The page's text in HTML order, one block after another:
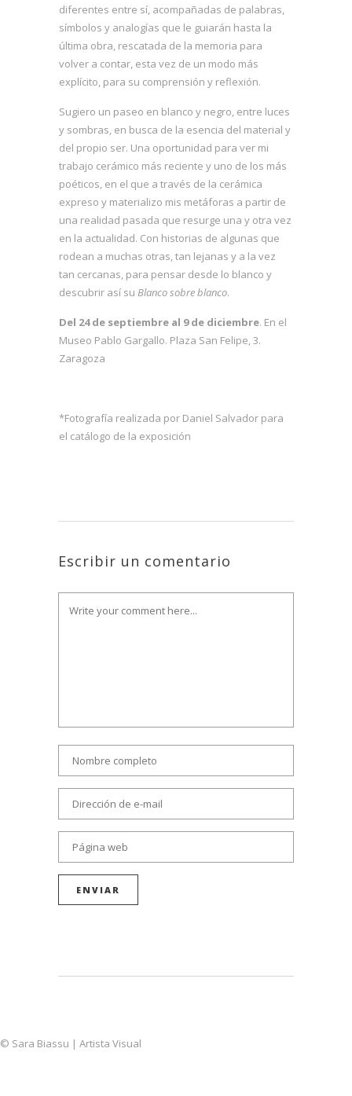
diferentes entre sí, acompañadas de palabras,
símbolos y analogías que le guiarán hasta la
última obra, rescatada de la memoria para
volver a contar, esta vez de un modo más
explícito, para su comprensión y reflexión.
Sugiero un paseo en blanco y negro, entre luces
y sombras, en busca de la esencia del material y
del propio ser. Una oportunidad para ver mi
trabajo cerámico más reciente y uno de los más
poéticos, en el que a través de la cerámica
expreso y materializo mis metáforas a partir de
una realidad pasada que resurge una y otra vez
en la actualidad. Con historias de algunas que
rodean a muchas otras, tan lejanas y a la vez
tan cercanas, para pensar desde lo blanco y
descubrir así su Blanco sobre blanco.
Del 24 de septiembre al 9 de diciembre. En el
Museo Pablo Gargallo. Plaza San Felipe, 3.
Zaragoza
*Fotografía realizada por Daniel Salvador para
el catálogo de la exposición
Escribir un comentario
© Sara Biassu | Artista Visual